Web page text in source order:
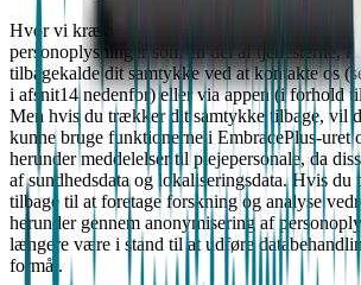
Hvor vi kræver dit samtykke til behandling af
personoplysninger som en del af tjenesterne,
tilbagekalde dit samtykke ved at kontakte os
i afsnit14 nedenfor) eller via appen (i forhold
Men hvis du trækker dit samtykke tilbage, vil
kunne bruge funktionerne i EmbracePlus-uret
herunder meddelelser til plejepersonale, da
af sundhedsdata og lokaliseringsdata. Hvis
tilbage til at foretage forskning og analyse
herunder gennem anonymisering af
længere være i stand til at udføre
formål.